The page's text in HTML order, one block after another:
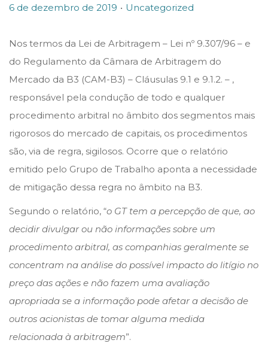
P
s
t
e
d
o
n
6 de dezembro de 2019 . P
s
t
e
d
n
Uncategorized
Nos termos da Lei de Arbitragem – Lei nº 9.307/96 – e
do Regulamento da Câmara de Arbitragem do
Mercado da B3 (CAM-B3) – Cláusulas 9.1 e 9.1.2. – ,
responsável pela condução de todo e qualquer
procedimento arbitral no âmbito dos segmentos mais
rigorosos do mercado de capitais, os procedimentos
são, via de regra, sigilosos. Ocorre que o relatório
emitido pelo Grupo de Trabalho aponta a necessidade
de mitigação dessa regra no âmbito na B3.
Segundo o relatório, “o GT tem a percepção de que, ao
decidir divulgar ou não informações sobre um
procedimento arbitral, as companhias geralmente se
concentram na análise do possível impacto do litígio no
preço das ações e não fazem uma avaliação
apropriada se a informação pode afetar a decisão de
outros acionistas de tomar alguma medida
relacionada à arbitragem”.